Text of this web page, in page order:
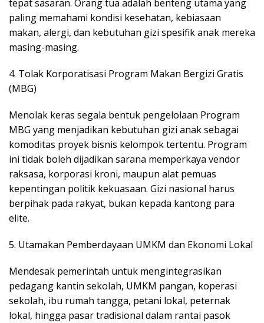
tepat sasaran. Orang tua adalah benteng utama yang
paling memahami kondisi kesehatan, kebiasaan
makan, alergi, dan kebutuhan gizi spesifik anak mereka
masing-masing.
4. ​Tolak Korporatisasi Program Makan Bergizi Gratis
(MBG)
Menolak keras segala bentuk pengelolaan Program
MBG yang menjadikan kebutuhan gizi anak sebagai
komoditas proyek bisnis kelompok tertentu. Program
ini tidak boleh dijadikan sarana memperkaya vendor
raksasa, korporasi kroni, maupun alat pemuas
kepentingan politik kekuasaan. Gizi nasional harus
berpihak pada rakyat, bukan kepada kantong para
elite.
5. ​Utamakan Pemberdayaan UMKM dan Ekonomi Lokal
Mendesak pemerintah untuk mengintegrasikan
pedagang kantin sekolah, UMKM pangan, koperasi
sekolah, ibu rumah tangga, petani lokal, peternak
lokal, hingga pasar tradisional dalam rantai pasok